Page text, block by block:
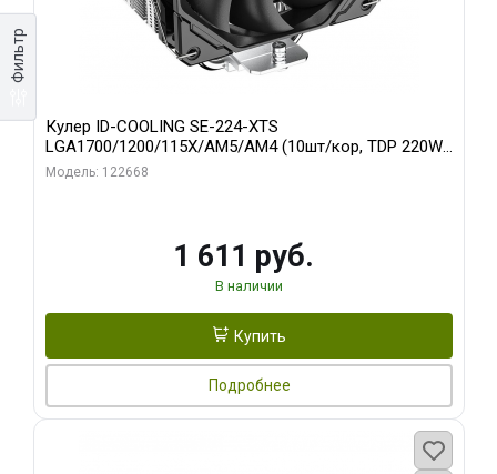
Фильтр
Кулер ID-COOLING SE-224-XTS
LGA1700/1200/115X/AM5/AM4 (10шт/кор, TDP 220W,
PWM, 4 тепл.трубки прямого контакта, FAN 120mm)
Модель: 122668
1 611 руб.
В наличии
Купить
Подробнее